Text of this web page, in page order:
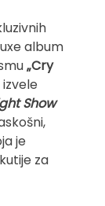
album
„Cry
Show
je
za